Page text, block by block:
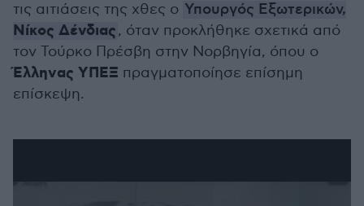
τις αιτιάσεις της χθες ο Υπουργός Εξωτερικών,
Νίκος Δένδιας, όταν προκλήθηκε σχετικά από
τον Τούρκο Πρέσβη στην Νορβηγία, όπου ο
Έλληνας ΥΠΕΞ πραγματοποίησε επίσημη
επίσκεψη.